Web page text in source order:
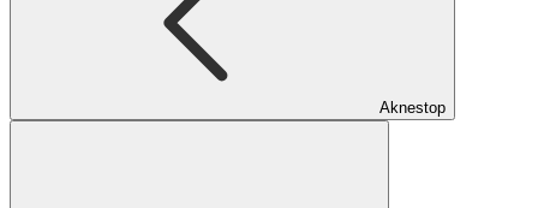
Aknestop